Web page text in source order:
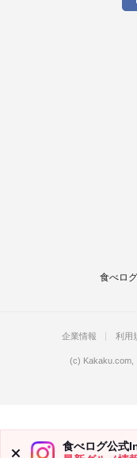
食べロ
食べログ公式
企業情報 利用
(c) Kakaku.com,